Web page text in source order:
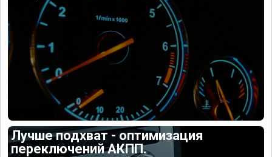
Лучше подхват - оптимизация
переключений АКПП.